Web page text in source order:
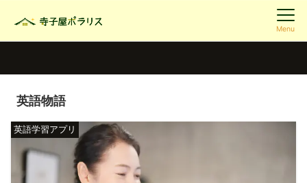
Menu
英語物語
英語学習アプリ